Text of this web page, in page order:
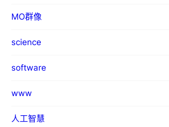
MO群像
science
software
www
人工智慧